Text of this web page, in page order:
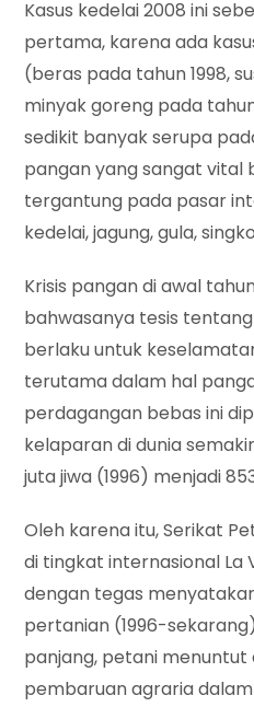
Kasus kedelai 2008 ini
pertama, karena ada
(beras pada tahun 1998,
minyak goreng pada
sedikit banyak serupa
pangan yang sangat vital
tergantung pada pasar
kedelai, jagung, gula,
Krisis pangan di awal
bahwasanya tesis
berlaku untuk
terutama dalam hal
perdagangan bebas ini
kelaparan di dunia
juta jiwa (1996) menjadi
Oleh karena itu, Serikat
di tingkat internasional La
dengan tegas
pertanian (1996-
panjang, petani menuntut
pembaruan agraria